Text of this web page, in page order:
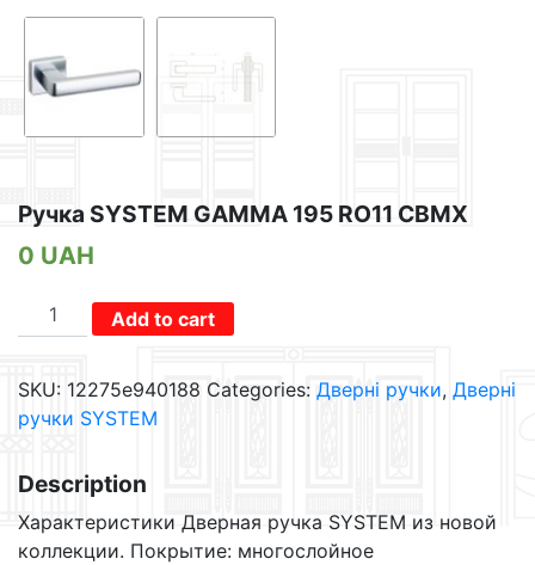
Ручка SYSTEM GAMMA 195 RO11 CBMX
0 UAH
Ручка
SYSTEM
195
RO11
quantity
Add to cart
SKU: 12275e940188 Categories: Дверні ручки, Дверні
ручки SYSTEM
Description
Характеристики Дверная ручка SYSTEM из новой
коллекции. Покрытие: многослойное